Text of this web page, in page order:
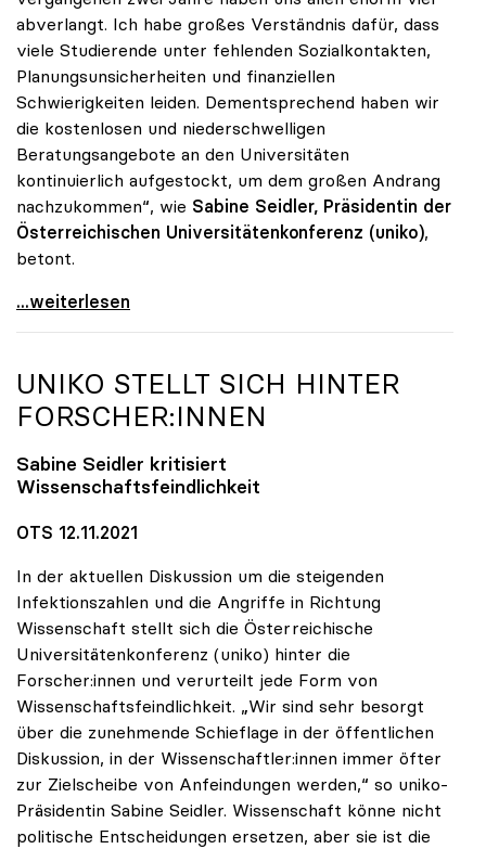
abverlangt. Ich habe großes Verständnis dafür, dass
viele Studierende unter fehlenden Sozialkontakten,
Planungsunsicherheiten und finanziellen
Schwierigkeiten leiden. Dementsprechend haben wir
die kostenlosen und niederschwelligen
Beratungsangebote an den Universitäten
kontinuierlich aufgestockt, um dem großen Andrang
nachzukommen“, wie Sabine Seidler, Präsidentin der
Österreichischen Universitätenkonferenz (uniko),
betont.
Große Nachfrage: Psychologische Beratungen an Unis
...weiterlesen
UNIKO STELLT SICH HINTER
FORSCHER:INNEN
Sabine Seidler kritisiert
Wissenschaftsfeindlichkeit
OTS 12.11.2021
In der aktuellen Diskussion um die steigenden
Infektionszahlen und die Angriffe in Richtung
Wissenschaft stellt sich die Österreichische
Universitätenkonferenz (uniko) hinter die
Forscher:innen und verurteilt jede Form von
Wissenschaftsfeindlichkeit. „Wir sind sehr besorgt
über die zunehmende Schieflage in der öffentlichen
Diskussion, in der Wissenschaftler:innen immer öfter
zur Zielscheibe von Anfeindungen werden,“ so uniko-
Präsidentin Sabine Seidler. Wissenschaft könne nicht
politische Entscheidungen ersetzen, aber sie ist die